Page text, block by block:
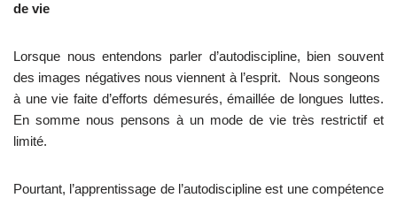
de vie
Lorsque nous entendons parler d’autodiscipline, bien souvent
des images négatives nous viennent à l’esprit. Nous songeons
à une vie faite d’efforts démesurés, émaillée de longues luttes.
En somme nous pensons à un mode de vie très restrictif et
limité.
Pourtant, l’apprentissage de l’autodiscipline est une compétence